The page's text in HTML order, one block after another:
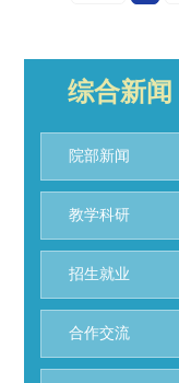
综合新闻
院部新闻
教学科研
招生就业
合作交流